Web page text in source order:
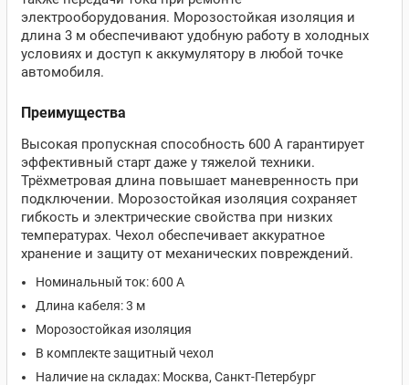
электрооборудования. Морозостойкая изоляция и
длина 3 м обеспечивают удобную работу в холодных
условиях и доступ к аккумулятору в любой точке
автомобиля.
Преимущества
Высокая пропускная способность 600 А гарантирует
эффективный старт даже у тяжелой техники.
Трёхметровая длина повышает маневренность при
подключении. Морозостойкая изоляция сохраняет
гибкость и электрические свойства при низких
температурах. Чехол обеспечивает аккуратное
хранение и защиту от механических повреждений.
Номинальный ток: 600 А
Длина кабеля: 3 м
Морозостойкая изоляция
В комплекте защитный чехол
Наличие на складах: Москва, Санкт-Петербург